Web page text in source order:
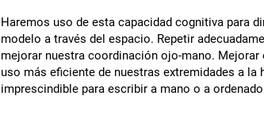
Haremos uso de esta capacidad cognitiva para
modelo a través del espacio. Repetir
mejorar nuestra coordinación ojo-mano.
uso más eficiente de nuestras extremidades a la
imprescindible para escribir a mano o a